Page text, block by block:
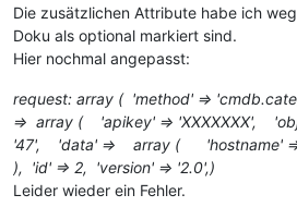
Die zusätzlichen Attribute habe ich
Doku als optional markiert sind.
Hier nochmal angepasst:
request: array ( 'method' =>
=> array ( 'apikey' => 'XXXXXXX',
'47', 'data' => array ( 'hostname'
), 'id' => 2, 'version' => '2.0',)
Leider wieder ein Fehler.